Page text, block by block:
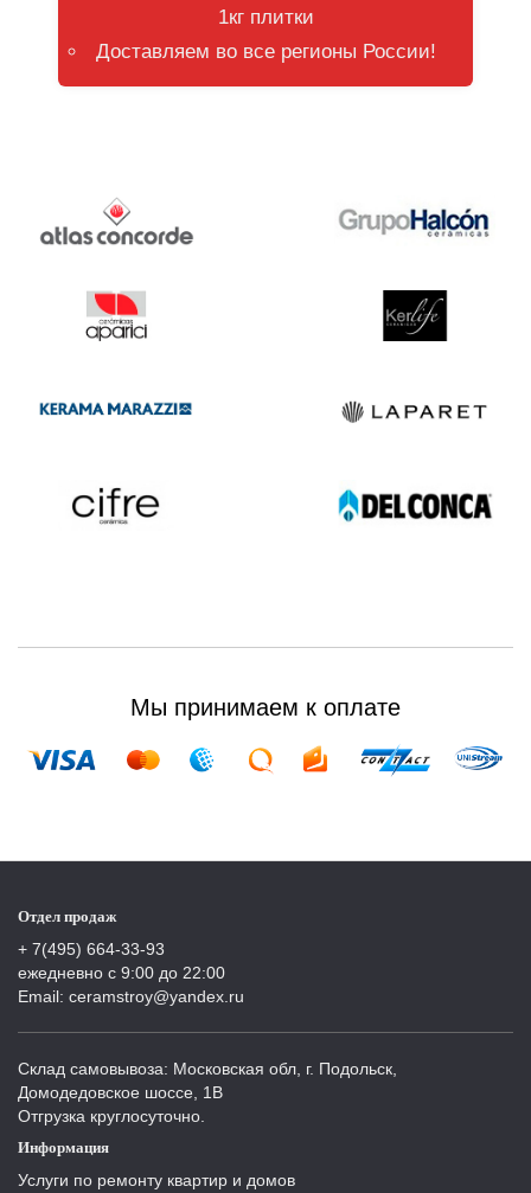
1кг плитки
Доставляем во все регионы России!
Мы принимаем к оплате
Отдел продаж
+ 7(495) 664-33-93
ежедневно с 9:00 до 22:00
Email: ceramstroy@yandex.ru
Склад самовывоза: Московская обл, г. Подольск,
Домодедовское шоссе, 1В
Отгрузка круглосуточно.
Информация
Услуги по ремонту квартир и домов